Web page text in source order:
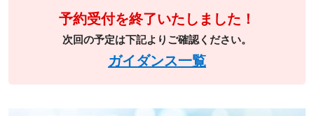
予約受付を終了いたしました！
次回の予定は下記よりご確認ください。
ガイダンス一覧